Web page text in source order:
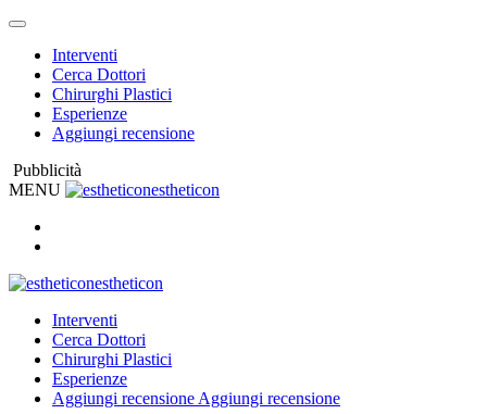
Interventi
Cerca Dottori
Chirurghi Plastici
Esperienze
Aggiungi recensione
Pubblicità
MENU
estheticon
estheticon
Interventi
Cerca Dottori
Chirurghi Plastici
Esperienze
Aggiungi recensione Aggiungi recensione